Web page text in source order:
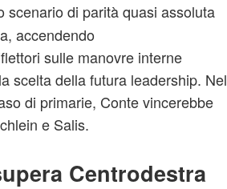
scenario di parità quasi assoluta
accendendo
sulle manovre interne
scelta della futura leadership. Nel
di primarie, Conte vincerebbe
e Salis.
Centrodestra